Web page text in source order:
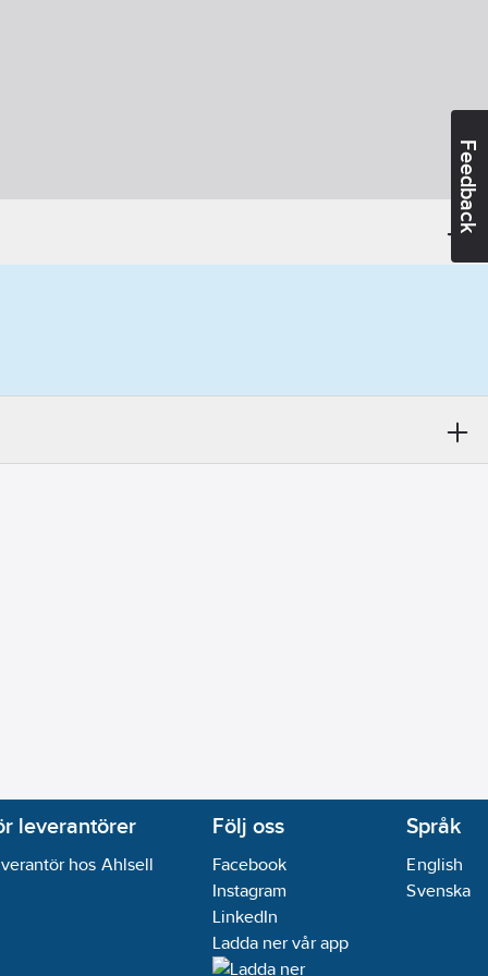
Feedback
leverantörer
hos Ahlsell
Följ oss
Facebook
Instagram
LinkedIn
Ladda ner vår app
Språk
English
Svenska